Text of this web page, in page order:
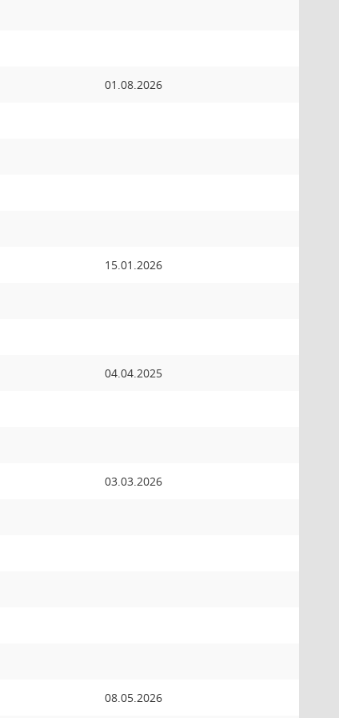
01.08.2026
15.01.2026
04.04.2025
03.03.2026
08.05.2026